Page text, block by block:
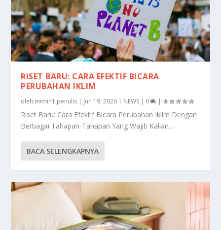
RISET BARU: CARA EFEKTIF BICARA
PERUBAHAN IKLIM
oleh mimin1 penulis | Jun 19, 2026 | NEWS | 0 |
Riset Baru: Cara Efektif Bicara Perubahan Iklim Dengan
Berbagai Tahapan-Tahapan Yang Wajib Kalian...
BACA SELENGKAPNYA